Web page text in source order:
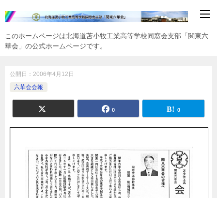
このホームページは北海道苫小牧工業高等学校同窓会支部「関東六
華会」の公式ホームページです。
公開日： 2006年4月12日
六華会会報
0 0